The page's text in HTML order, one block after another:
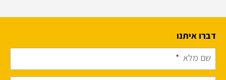
דברו איתנו
שם מלא *